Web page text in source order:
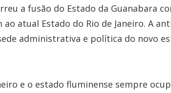
a fusão do Estado da Guanabara
ao atual Estado do Rio de Janeiro. A
administrativa e política do novo
e o estado fluminense sempre